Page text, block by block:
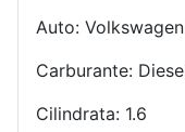
Auto:
Carburante:
Cilindrata: 1.6